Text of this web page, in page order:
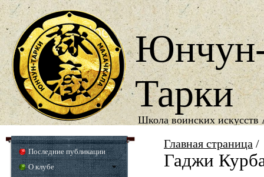
Тарки
Школа воинских искусств
Год основания школы 1987
Последние публикации
О клубе
Главная страница /
Гаджи